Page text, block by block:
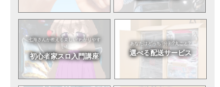
七海さんが教える楽しい!わかりやす
い!
初心者家スロ入門講座
あなたはどっち?分割?丸ごと?
選べる配送サービス